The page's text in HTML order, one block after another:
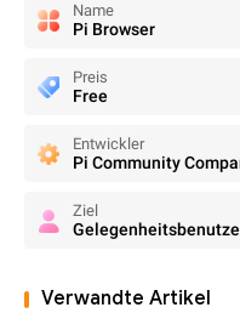
Name
Pi Browser
Preis
Free
Entwickler
Pi Community
Ziel
Verwandte Artikel